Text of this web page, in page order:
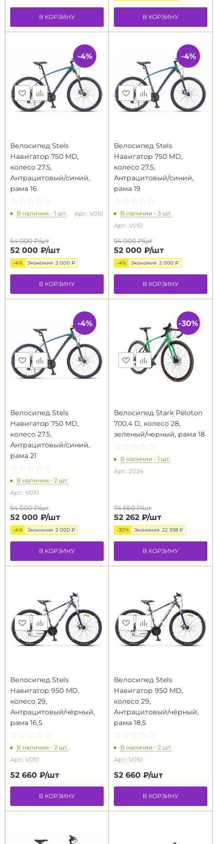
В КОРЗИНУ В КОРЗИНУ
Велосипед Stels
Навигатор 750 MD,
колесо 27.5,
Антрацитовый/синий,
рама 16
☆ ☆ ☆ ☆ ☆
★ ★ ★ ★ ★
В наличии - 1 шт. Арт.: V010
54 000 ₽/шт
52 000 ₽/шт
-4% Экономия 2 000 ₽
В КОРЗИНУ
-4%
Велосипед Stels
Навигатор 750 MD,
колесо 27.5,
Антрацитовый/синий,
рама 19
☆ ☆ ☆ ☆ ☆
★ ★ ★ ★ ★
В наличии - 3 шт.
Арт.: V010
54 000 ₽/шт
52 000 ₽/шт
-4% Экономия 2 000 ₽
В КОРЗИНУ
-4%
Велосипед Stels
Навигатор 750 MD,
колесо 27.5,
Антрацитовый/синий,
рама 21
☆ ☆ ☆ ☆ ☆
★ ★ ★ ★ ★
В наличии - 2 шт.
Арт.: V010
54 000 ₽/шт
52 000 ₽/шт
-4% Экономия 2 000 ₽
В КОРЗИНУ
-4%
Велосипед Stark Peloton
700.4 D, колесо 28,
зеленый/черный, рама 18
☆ ☆ ☆ ☆ ☆
★ ★ ★ ★ ★
В наличии - 1 шт.
Арт.: 2024
74 660 ₽/шт
52 262 ₽/шт
-30% Экономия 22 398 ₽
В КОРЗИНУ
-30%
Велосипед Stels
Навигатор 950 МD,
колесо 29,
Антрацитовый/чёрный,
рама 16,5
☆ ☆ ☆ ☆ ☆
★ ★ ★ ★ ★
В наличии - 2 шт.
Арт.: V010
52 660 ₽/шт
В КОРЗИНУ
Велосипед Stels
Навигатор 950 МD,
колесо 29,
Антрацитовый/чёрный,
рама 18,5
☆ ☆ ☆ ☆ ☆
★ ★ ★ ★ ★
В наличии - 2 шт.
Арт.: V010
52 660 ₽/шт
В КОРЗИНУ